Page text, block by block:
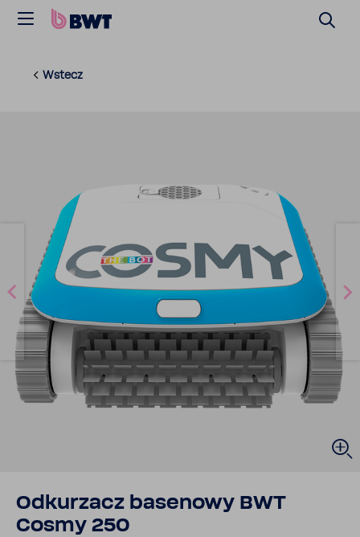
Wstecz
Odku­rzacz base­nowy BWT
Cosmy 250